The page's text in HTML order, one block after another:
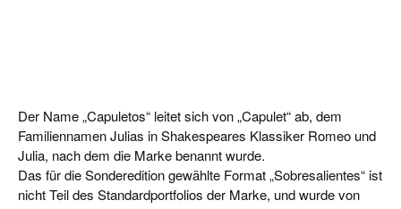
Der Name „Capuletos“ leitet sich von „Capulet“ ab, dem
Familiennamen Julias in Shakespeares Klassiker Romeo und
Julia, nach dem die Marke benannt wurde.
Das für die Sonderedition gewählte Format „Sobresalientes“ ist
nicht Teil des Standardportfolios der Marke, und wurde von